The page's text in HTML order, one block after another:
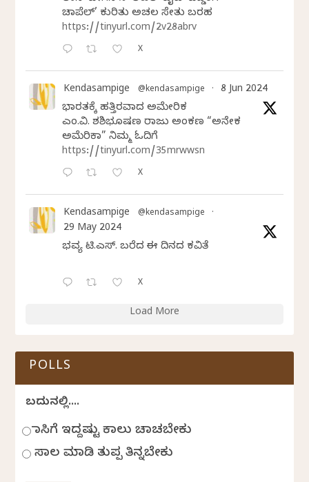
ಚಾಪೆಲ್’ ಕುರಿತು ಅಚಲ ಸೇತು ಬರಹ
https://tinyurl.com/2v28abrv
X
Kendasampige @kendasampige · 8 Jun 2024
ಭಾರತಕ್ಕೆ ಹತ್ತಿರವಾದ ಅಮೇರಿಕ
ಎಂ.ವಿ. ಶಶಿಭೂಷಣ ರಾಜು ಅಂಕಣ “ಅನೇಕ
ಅಮೆರಿಕಾ” ನಿಮ್ಮ ಓದಿಗೆ
https://tinyurl.com/35mrwwsn
X
Kendasampige @kendasampige ·
29 May 2024
ಭವ್ಯ ಟಿ.ಎಸ್. ಬರೆದ ಈ ದಿನದ ಕವಿತೆ
X
Load More
POLLS
ಬದುಕಿನಲ್ಲಿ....
ಹಾಸಿಗೆ ಇದ್ದಷ್ಟು ಕಾಲು ಚಾಚಬೇಕು
ಸಾಲ ಮಾಡಿ ತುಪ್ಪ ತಿನ್ನಬೇಕು